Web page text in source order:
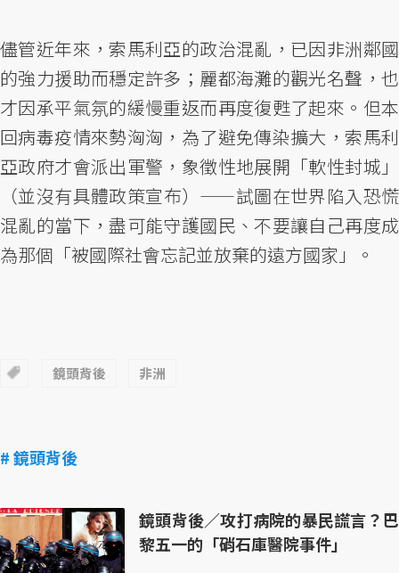
儘管近年來，索馬利亞的政治混亂，已因非洲鄰國
的強力援助而穩定許多；麗都海灘的觀光名聲，也
才因承平氣氛的緩慢重返而再度復甦了起來。但本
回病毒疫情來勢洶洶，為了避免傳染擴大，索馬利
亞政府才會派出軍警，象徵性地展開「軟性封城」
（並沒有具體政策宣布）——試圖在世界陷入恐慌
混亂的當下，盡可能守護國民、不要讓自己再度成
為那個「被國際社會忘記並放棄的遠方國家」。
鏡頭背後 非洲
# 鏡頭背後
鏡頭背後／攻打病院的暴民謊言？巴
黎五一的「硝石庫醫院事件」